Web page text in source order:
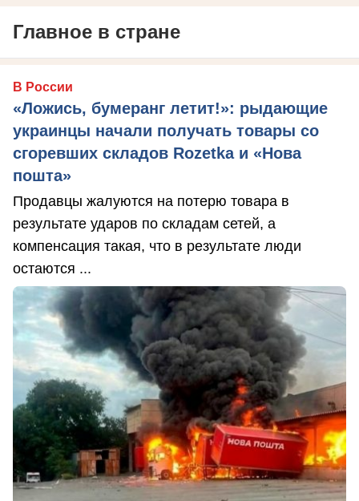
Главное в стране
В России
«Ложись, бумеранг летит!»: рыдающие
украинцы начали получать товары со
сгоревших складов Rozetka и «Нова
пошта»
Продавцы жалуются на потерю товара в
результате ударов по складам сетей, а
компенсация такая, что в результате люди
остаются ...